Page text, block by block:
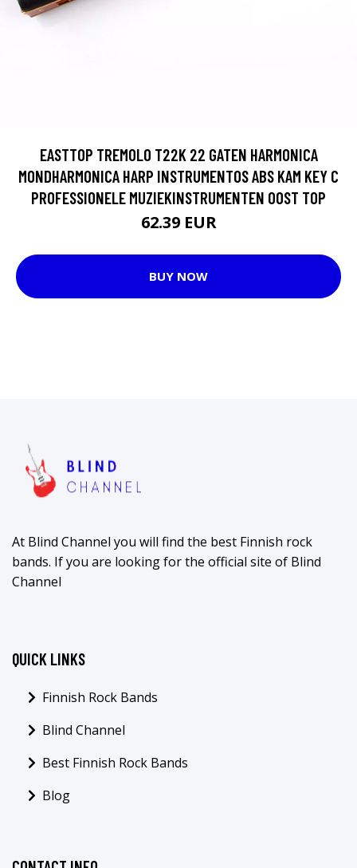
EASTTOP TREMOLO T22K 22 GATEN HARMONICA
MONDHARMONICA HARP INSTRUMENTOS ABS KAM KEY C
PROFESSIONELE MUZIEKINSTRUMENTEN OOST TOP
62.39 EUR
BUY NOW
At Blind Channel you will find the best Finnish rock
bands. If you are looking for the official site of Blind
Channel
QUICK LINKS
Finnish Rock Bands
Blind Channel
Best Finnish Rock Bands
Blog